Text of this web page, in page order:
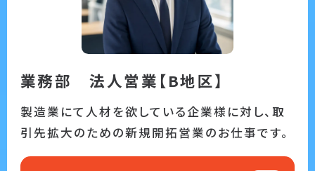
業務部 法人営業【B地区】
製造業にて人材を欲している企業様に対し、取
引先拡大のための新規開拓営業のお仕事です。